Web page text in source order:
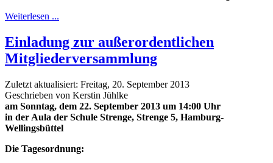
Weiterlesen ...
Einladung zur außerordentlichen
Mitgliederversammlung
Zuletzt aktualisiert: Freitag, 20. September 2013
Geschrieben von Kerstin Jühlke
am Sonntag, dem 22. September 2013 um 14:00 Uhr
in der Aula der Schule Strenge, Strenge 5, Hamburg-
Wellingsbüttel
Die Tagesordnung: